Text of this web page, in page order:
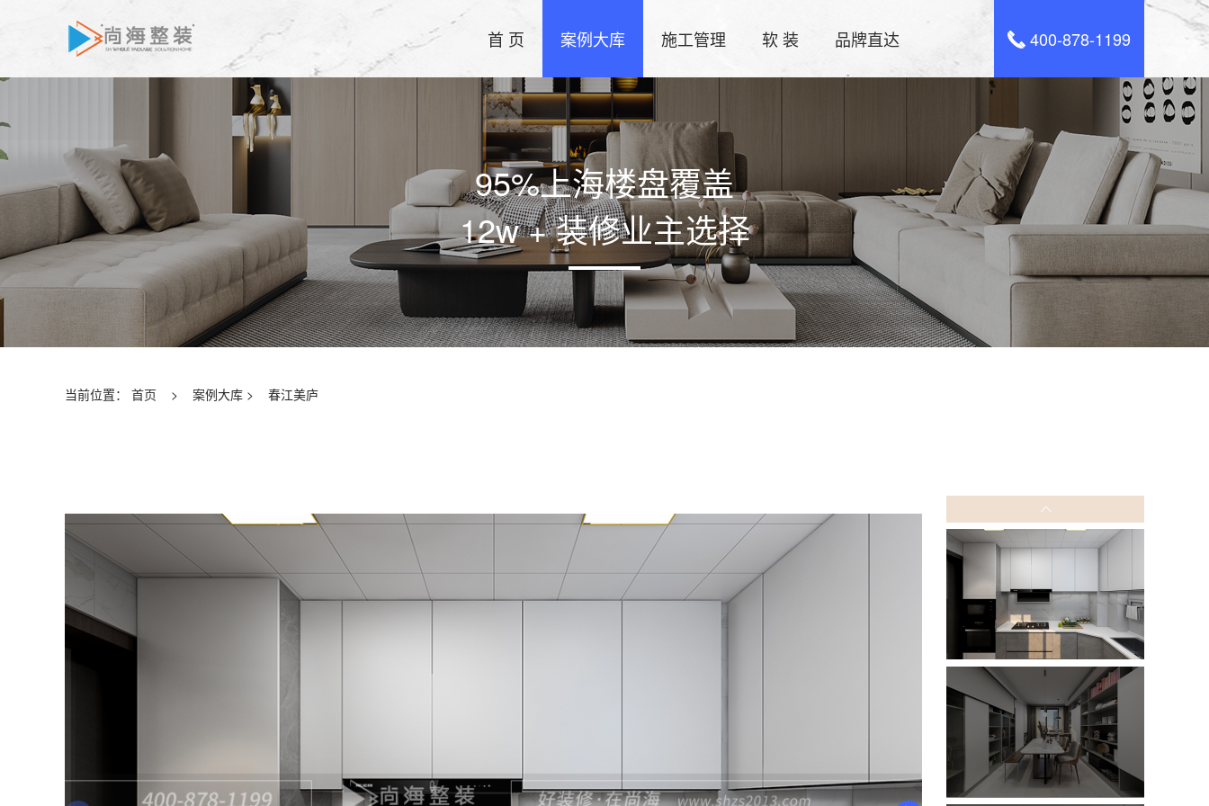
首 页 案例大库 施工管理 软 装 品牌直达 400-878-1199
95%上海楼盘覆盖
12w + 装修业主选择
当前位置： 首页 > 案例大库 > 春江美庐